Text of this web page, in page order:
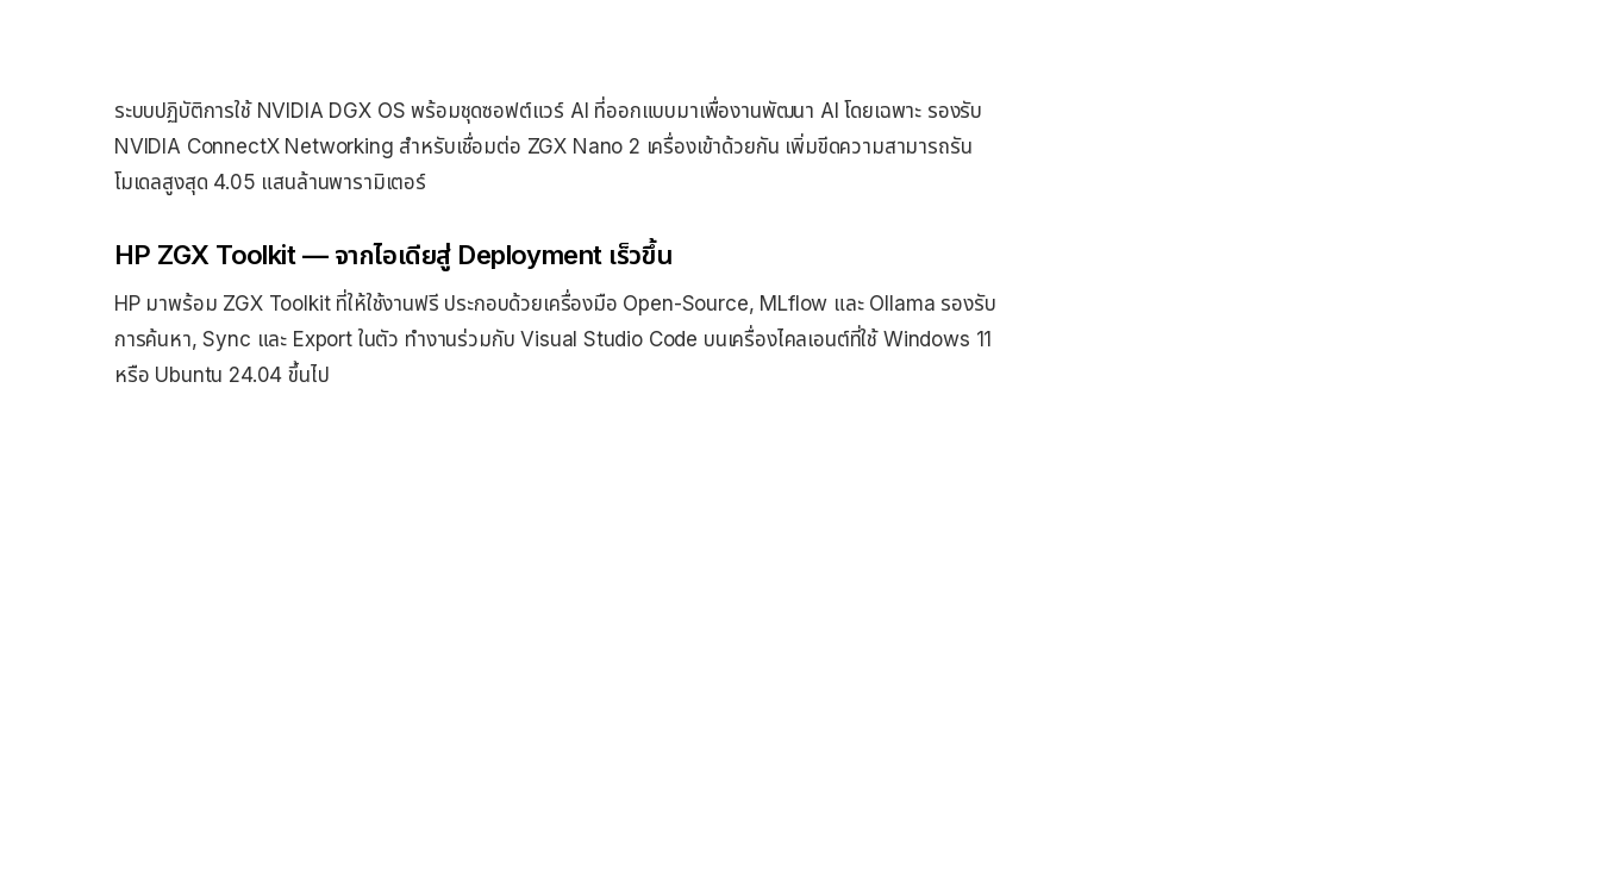
ระบบปฏิบัติการใช้ NVIDIA DGX OS พร้อมชุดซอฟต์แวร์ AI ที่ออกแบบมาเพื่องานพัฒนา AI โดยเฉพาะ รองรับ
NVIDIA ConnectX Networking สำหรับเชื่อมต่อ ZGX Nano 2 เครื่องเข้าด้วยกัน เพิ่มขีดความสามารถรัน
โมเดลสูงสุด 4.05 แสนล้านพารามิเตอร์
HP ZGX Toolkit — จากไอเดียสู่ Deployment เร็วขึ้น
HP มาพร้อม ZGX Toolkit ที่ให้ใช้งานฟรี ประกอบด้วยเครื่องมือ Open-Source, MLflow และ Ollama รองรับ
การค้นหา, Sync และ Export ในตัว ทำงานร่วมกับ Visual Studio Code บนเครื่องไคลเอนต์ที่ใช้ Windows 11
หรือ Ubuntu 24.04 ขึ้นไป